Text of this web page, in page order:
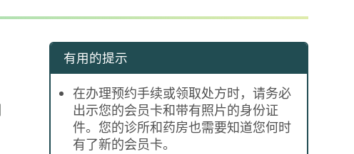
有用的提示
在办理预约手续或领取处方时，请务必
出示您的会员卡和带有照片的身份证
件。您的诊所和药房也需要知道您何时
有了新的会员卡。